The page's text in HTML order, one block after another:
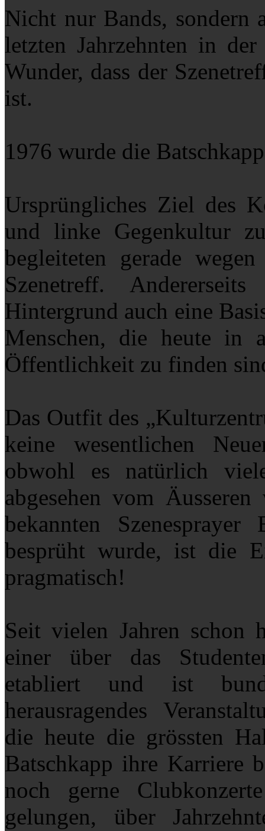
Nicht nur Bands, sondern
letzten Jahrzehnten in
Wunder, dass der
ist.
1976 wurde die
Ursprüngliches Ziel des
und linke Gegenkultur
begleiteten gerade
Szenetreff.
Hintergrund auch eine
Menschen, die heute in
Öffentlichkeit zu finden
Das Outfit des
keine wesentlichen
obwohl es natürlich
abgesehen vom
bekannten
besprüht wurde, ist die
pragmatisch!
Seit vielen Jahren
einer über das
etabliert und ist
herausragendes
die heute die grössten
Batschkapp ihre Karriere
noch gerne
gelungen, über